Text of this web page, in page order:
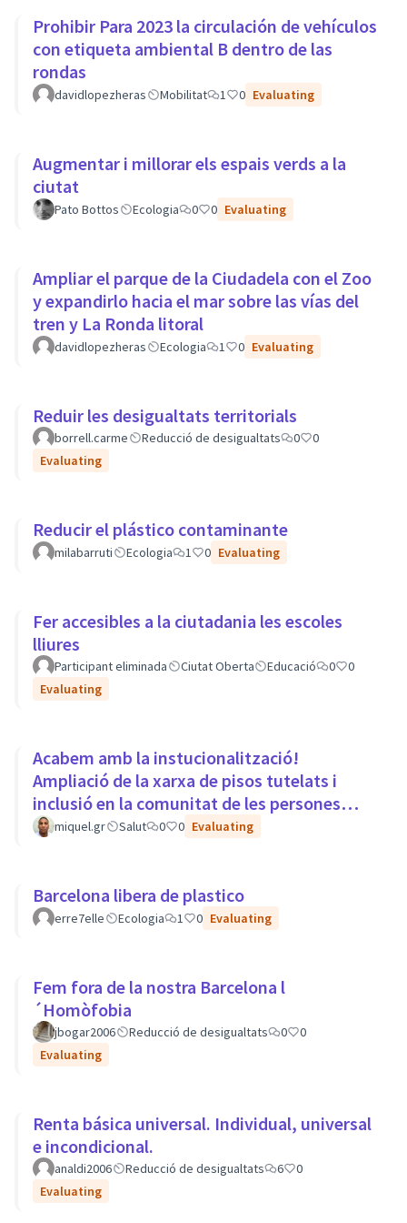
Prohibir Para 2023 la circulación de vehículos
con etiqueta ambiental B dentro de las
rondas
davidlopezheras Mobilitat 1 0 Evaluating
Augmentar i millorar els espais verds a la
ciutat
Pato Bottos Ecologia 0 0 Evaluating
Ampliar el parque de la Ciudadela con el Zoo
y expandirlo hacia el mar sobre las vías del
tren y La Ronda litoral
davidlopezheras Ecologia 1 0 Evaluating
Reduir les desigualtats territorials
borrell.carme Reducció de desigualtats 0
0
Evaluating
Reducir el plástico contaminante
milabarruti Ecologia 1 0 Evaluating
Fer accesibles a la ciutadania les escoles
lliures
Participant eliminada Ciutat Oberta Educació 0
0
Evaluating
Acabem amb la instucionalització!
Ampliació de la xarxa de pisos tutelats i
inclusió en la comunitat de les persones
amb trastorns mentals.
miquel.gr Salut 0 0 Evaluating
Barcelona libera de plastico
erre7elle Ecologia 1 0 Evaluating
Fem fora de la nostra Barcelona l
´Homòfobia
jbogar2006 Reducció de desigualtats 0
0
Evaluating
Renta básica universal. Individual, universal
e incondicional.
analdi2006 Reducció de desigualtats 6
0
Evaluating